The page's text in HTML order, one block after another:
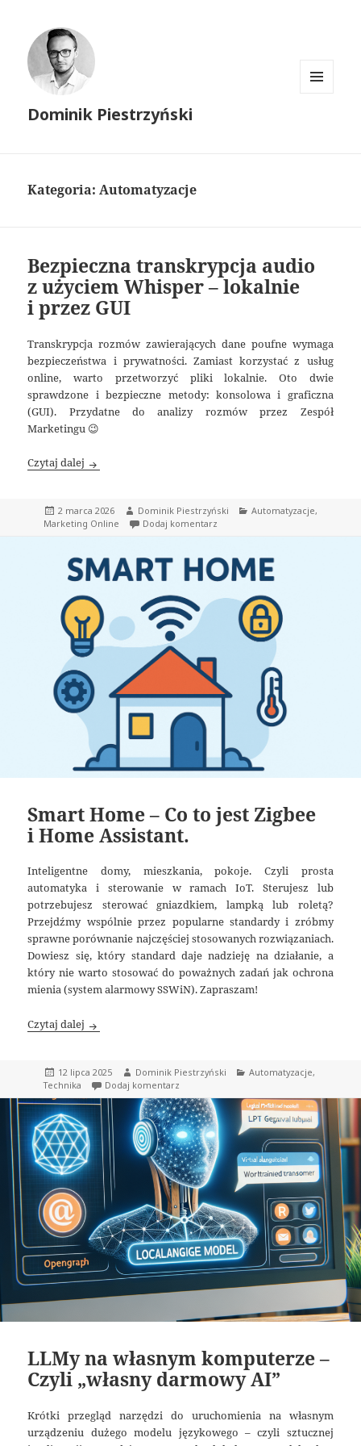
Dominik Piestrzyński
Kategoria:Automatyzacje
Bezpieczna transkrypcja audio
z użyciem Whisper – lokalnie
i przez GUI
Transkrypcja rozmów zawierających dane poufne wymaga
bezpieczeństwa i prywatności. Zamiast korzystać z usług
online, warto przetworzyć pliki lokalnie. Oto dwie
sprawdzone i bezpieczne metody: konsolowa i graficzna
(GUI). Przydatne do analizy rozmów przez Zespół
Marketingu 😉
Czytaj dalej Bezpieczna transkrypcja audio z użyciem Whisper –
Data
publikacji
2 marca 2026 Autor
Dominik Piestrzyński Kategorie
Automatyzacje,
Marketing Online
Dodaj komentarzdo Bezpieczna transkrypcja
Smart Home – Co to jest Zigbee
i Home Assistant.
Inteligentne domy, mieszkania, pokoje. Czyli prosta
automatyka i sterowanie w ramach IoT. Sterujesz lub
potrzebujesz sterować gniazdkiem, lampką lub roletą?
Przejdźmy wspólnie przez popularne standardy i zróbmy
sprawne porównanie najczęściej stosowanych rozwiązaniach.
Dowiesz się, który standard daje nadzieję na działanie, a
który nie warto stosować do poważnych zadań jak ochrona
mienia (system alarmowy SSWiN). Zapraszam!
Czytaj dalej Smart Home – Co to jest Zigbee i Home Assistant.
Data
publikacji
12 lipca 2025 Autor
Dominik Piestrzyński Kategorie
Automatyzacje,
Technika
Dodaj komentarzdo Smart Home – Co to jest Zigbee i
LLMy na własnym komputerze –
Czyli „własny darmowy AI”
Krótki przegląd narzędzi do uruchomienia na własnym
urządzeniu dużego modelu językowego – czyli sztucznej